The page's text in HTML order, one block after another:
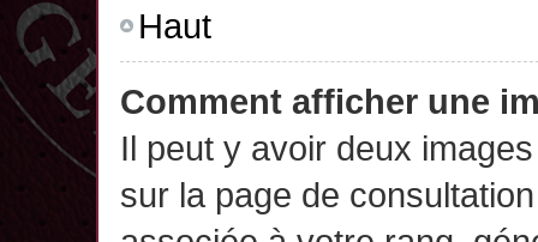
Haut
Comment afficher une
Il peut y avoir deux
sur la page de